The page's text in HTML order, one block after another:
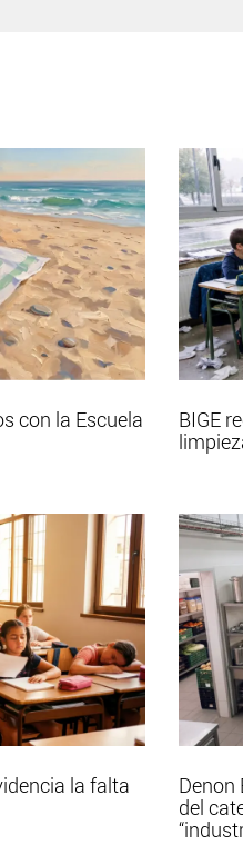
con la Escuela
BIGE
la falta
Denon
del